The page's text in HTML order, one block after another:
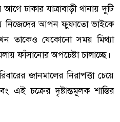
ঢাকার যাত্রাবাড়ী থানায় দুটি
নিজেদের আপন ফুফাতো ভাইকে
তাকেও যেকোনো সময় মিথ্যা
ফাঁসানোর অপচেষ্টা চালাচ্ছে।
জানমালের নিরাপত্তা চেয়ে
এই চক্রের দৃষ্টান্তমূলক শাস্তির